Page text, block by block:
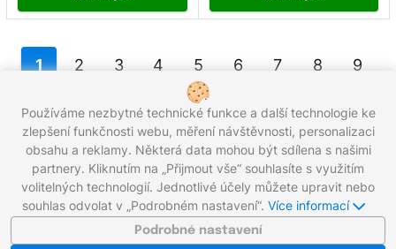
Celkem 246 produktů
1 2 3 4 5 6 7 8
9
12
Zavolejte nám zdarma: 800 203 100
Pracovní dny 8:00 - 17:00
Napište nám:info@gigaprint.cz©2026 gigaprint.cz
Používáme nezbytné technické funkce a další technologie ke
zlepšení funkčnosti webu, měření návštěvnosti, personalizaci
obsahu a reklamy. Některá data mohou být sdílena s našimi
partnery. Kliknutím na „Přijmout vše“ souhlasíte s využitím
volitelných technologií. Jednotlivé účely můžete upravit nebo
souhlas odvolat v „Podrobném nastavení“. Více informací
Podrobné nastavení